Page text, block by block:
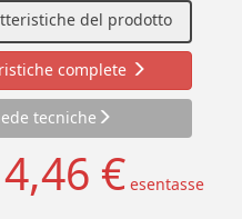
del prodotto
complete
tecniche
€ esentasse